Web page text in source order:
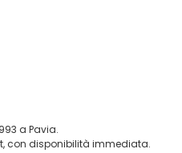
a Pavia.
con disponibilità immediata.